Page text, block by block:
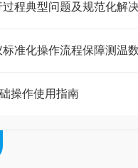
程典型问题及规范化解
操作使用指南